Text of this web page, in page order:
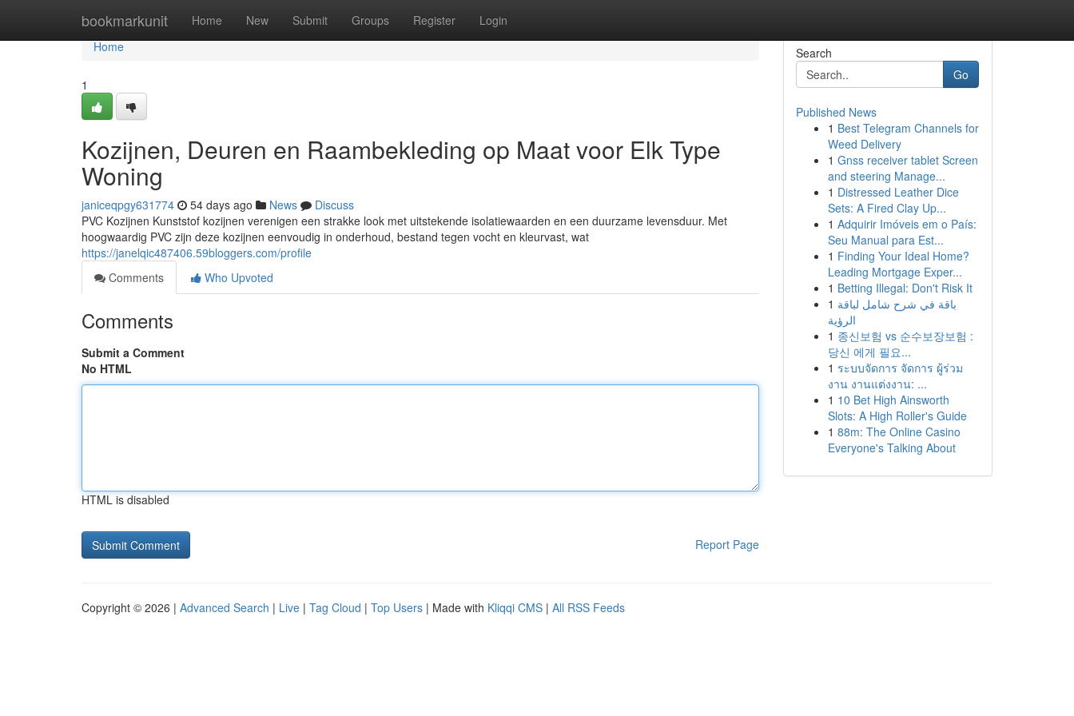
bookmarkunit Home New Submit Groups Register Login
Home
Home
1
Kozijnen, Deuren en Raambekleding op Maat voor Elk Type
Woning
janiceqpgy631774 54 days ago News
Discuss
PVC Kozijnen Kunststof kozijnen verenigen een strakke look met uitstekende isolatiewaarden en een duurzame levensduur. Met
hoogwaardig PVC zijn deze kozijnen eenvoudig in onderhoud, bestand tegen vocht en kleurvast, wat
https://janelqic487406.59bloggers.com/profile
Comments
Who Upvoted
Comments
Submit a Comment
No HTML
HTML is disabled
Report Page
Search
Go
Published News
1 Best Telegram Channels for
Weed Delivery
1 Gnss receiver tablet Screen
and steering Manage...
1 Distressed Leather Dice
Sets: A Fired Clay Up...
1 Adquirir Imóveis em o País:
Seu Manual para Est...
1 Finding Your Ideal Home?
Leading Mortgage Exper...
1 Betting Illegal: Don't Risk It
1 باقة في شرح شامل لباقة
الرؤية
1 종신보험 vs 순수보장보험 :
당신 에게 필요...
1 ระบบจัดการ จัดการ ผู้ร่วม
งาน งานแต่งงาน: ...
1 10 Bet High Ainsworth
Slots: A High Roller's Guide
1 88m: The Online Casino
Everyone's Talking About
Copyright © 2026 | Advanced Search | Live | Tag Cloud | Top Users | Made with Kliqqi CMS | All RSS Feeds